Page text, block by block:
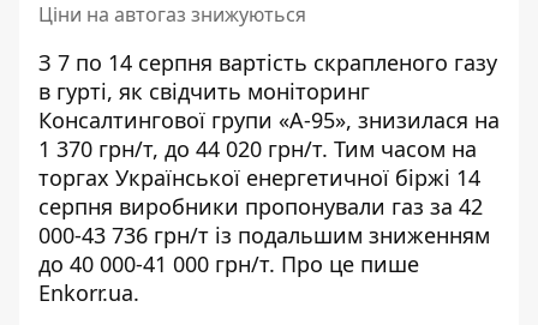
Ціни на автогаз знижуються
З 7 по 14 серпня вартість скрапленого газу
в гурті, як свідчить моніторинг
Консалтингової групи «А-95», знизилася на
1 370 грн/т, до 44 020 грн/т. Тим часом на
торгах Української енергетичної біржі 14
серпня виробники пропонували газ за 42
000-43 736 грн/т із подальшим зниженням
до 40 000-41 000 грн/т. Про це пише
Еnkorr.ua.